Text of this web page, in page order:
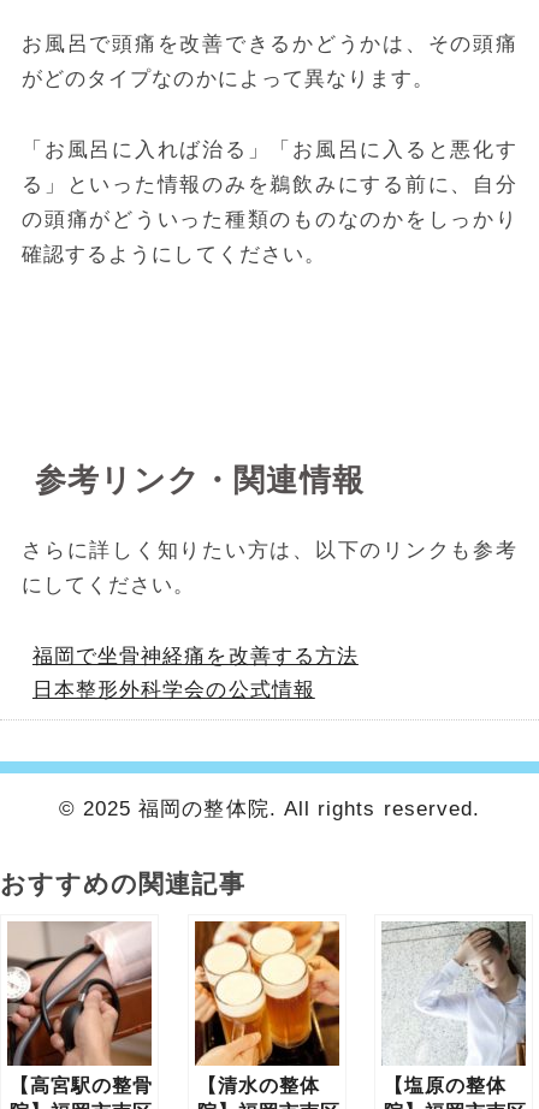
お風呂で頭痛を改善できるかどうかは、その頭痛
がどのタイプなのかによって異なります。
「お風呂に入れば治る」「お風呂に入ると悪化す
る」といった情報のみを鵜飲みにする前に、自分
の頭痛がどういった種類のものなのかをしっかり
確認するようにしてください。
参考リンク・関連情報
さらに詳しく知りたい方は、以下のリンクも参考
にしてください。
福岡で坐骨神経痛を改善する方法
日本整形外科学会の公式情報
© 2025 福岡の整体院. All rights reserved.
おすすめの関連記事
【高宮駅の整骨
【清水の整体
【塩原の整体